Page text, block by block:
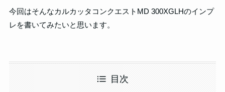
今回はそんなカルカッタコンクエストMD 300XGLHのインプ
レを書いてみたいと思います。
目次